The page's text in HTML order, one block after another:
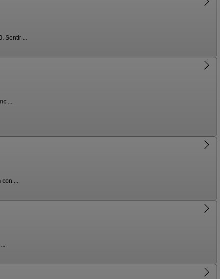
Sentir ...
...
...